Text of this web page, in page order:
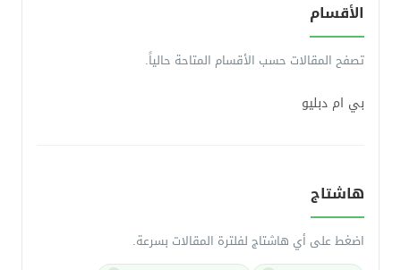
الأقسام
تصفح المقالات حسب الأقسام المتاحة حالياً.
بي ام دبليو
هاشتاج
اضغط على أي هاشتاج لفلترة المقالات بسرعة.